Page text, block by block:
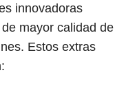
innovadoras
mayor calidad de
Estos extras